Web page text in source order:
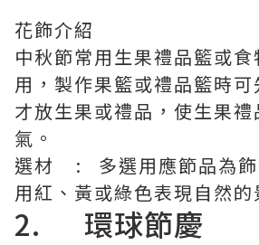
花飾介紹
中秋節常用生果禮品籃或
用，製作果籃或禮品籃時
才放生果或禮品，使生果
氣。
選材 : 多選用應節品為飾
用紅、黃或綠色表現自然的
2. 環球節慶